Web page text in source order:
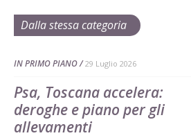
Dalla stessa categoria
IN PRIMO PIANO 29 Luglio 2026
Psa, Toscana accelera:
deroghe e piano per gli
allevamenti